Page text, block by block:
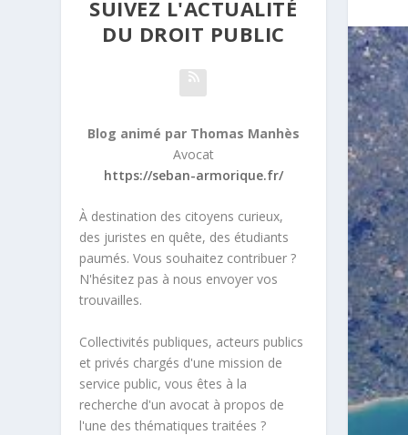
SUIVEZ L'ACTUALITÉ
DU DROIT PUBLIC
Blog animé par Thomas Manhès
Avocat
https://seban-armorique.fr/
À destination des citoyens curieux,
des juristes en quête, des étudiants
paumés. Vous souhaitez contribuer ?
N'hésitez pas à nous envoyer vos
trouvailles.
Collectivités publiques, acteurs publics
et privés chargés d'une mission de
service public, vous êtes à la
recherche d'un avocat à propos de
l'une des thématiques traitées ?